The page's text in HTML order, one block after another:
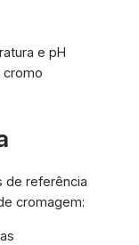
e pH
cromo
de referência
cromagem: